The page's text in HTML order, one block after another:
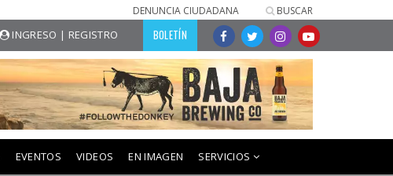
DENUNCIA CIUDADANA BUSCAR
INGRESO | REGISTRO BOLETÍN
EVENTOS VIDEOS EN IMAGEN SERVICIOS